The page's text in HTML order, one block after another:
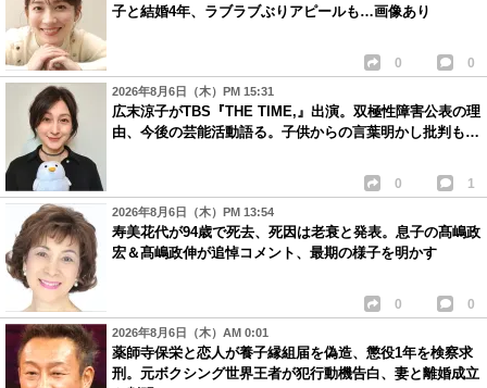
子と結婚4年、ラブラブぶりアピールも…画像あり
0 0
2026年8月6日（木）PM 15:31
広末涼子がTBS『THE TIME,』出演。双極性障害公表の理
由、今後の芸能活動語る。子供からの言葉明かし批判も…
0 1
2026年8月6日（木）PM 13:54
寿美花代が94歳で死去、死因は老衰と発表。息子の髙嶋政
宏＆髙嶋政伸が追悼コメント、最期の様子を明かす
0 0
2026年8月6日（木）AM 0:01
薬師寺保栄と恋人が養子縁組届を偽造、懲役1年を検察求
刑。元ボクシング世界王者が犯行動機告白、妻と離婚成立